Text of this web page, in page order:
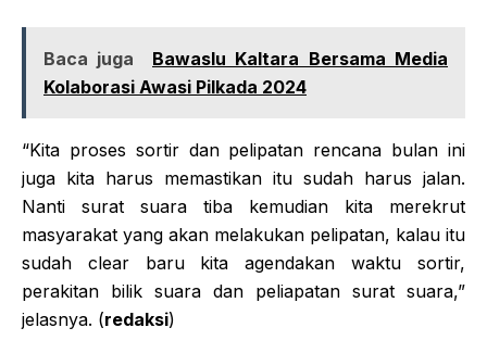
Baca juga
Bawaslu Kaltara Bersama Media
Kolaborasi Awasi Pilkada 2024
“Kita proses sortir dan pelipatan rencana bulan ini
juga kita harus memastikan itu sudah harus jalan.
Nanti surat suara tiba kemudian kita merekrut
masyarakat yang akan melakukan pelipatan, kalau itu
sudah clear baru kita agendakan waktu sortir,
perakitan bilik suara dan peliapatan surat suara,”
jelasnya. (redaksi)